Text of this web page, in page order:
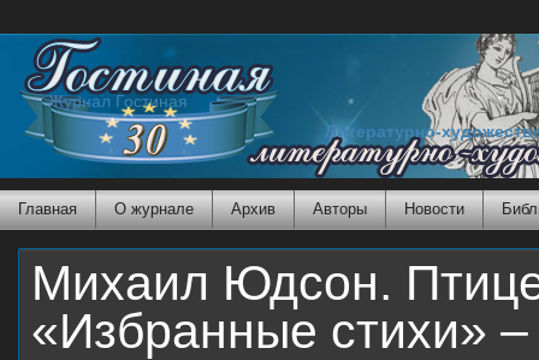
Журнал Гостиная
Литературно-
Главная О журнале Архив Авторы Новости
Михаил Юдсон.
«Избранные стихи»